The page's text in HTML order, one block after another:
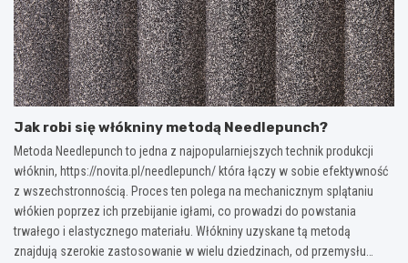
Jak robi się włókniny metodą Needlepunch?
Metoda Needlepunch to jedna z najpopularniejszych technik produkcji
włóknin, https://novita.pl/needlepunch/ która łączy w sobie efektywność
z wszechstronnością. Proces ten polega na mechanicznym splątaniu
włókien poprzez ich przebijanie igłami, co prowadzi do powstania
trwałego i elastycznego materiału. Włókniny uzyskane tą metodą
znajdują szerokie zastosowanie w wielu dziedzinach, od przemysłu…